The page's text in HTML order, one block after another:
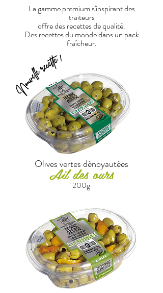
La gamme premium s'inspirant des
traiteurs
offre des recettes de qualité.
Des recettes du monde dans un pack
fraîcheur.
Olives vertes dénoyautées
Ail des ours
200g